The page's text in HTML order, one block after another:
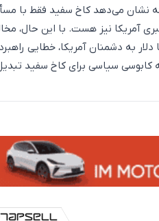
که نشان می‌دهد کاخ سفید فقط با
آمریکا نیز هست. با این حال،
به دشمنان آمریکا، خطایی
کابوسی سیاسی برای کاخ سفید